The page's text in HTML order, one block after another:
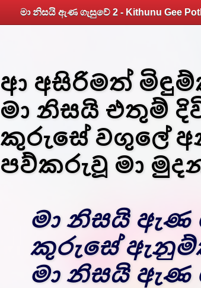
මා නිසයි ඇණ ගැසුවේ 2 - Kithunu Gee
ආ අසිරිමත්
මා නිසයි එතුම්
කුරුසේ වගුලේ
පව්කරුවූ මා
මා නිසයි ඇණ
කුරුසේ
මා නිසයි ඇණ